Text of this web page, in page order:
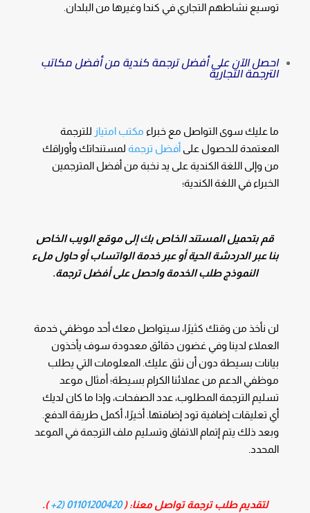
توسيع نشاطهم التجاري في كندا وغيرها من البلدان.
احصل الآن على أفضل ترجمة كندية من أفضل مكاتب
الترجمة التجارية
ما عليك سوى التواصل مع خبراء مكتب امتياز للترجمة
المعتمدة للحصول على أفضل ترجمةلمستنداتك وأوراقك
من وإلى اللغة الكندية على يد نخبة من أفضل المترجمين
الخبراء في اللغة الكندية؛
قم بتحميل المستند الخاص بك إلى موقع الويب الخاص
بنا عبر الدردشة الحية أو عبر خدمة الواتساب أو حاول ملء
النموذج طلب الخدمة واحصل على أفضل ترجمة.
لن نأخذ من وقتك كثيرًا، سيتواصل معك أحد موظفي خدمة
العملاء لدينا وفي غضون دقائق معدودة سوف يأخذون
بيانات بسيطة دون أن نثق عليك. المعلومات التي يطلب
موظفي الدعم من عملائنا الكرام بسيطة؛ أمثال موعد
تسليم الترجمة المطلوب، عدد الصفحات، وإذا ما كان لديك
أي تعليقات إضافية تود إضافتها. أخيرًا، أكمل طريقة الدفع.
وبعد ذلك يتم إتمام الاتفاق وتسليم ملف الترجمة في الموعد
المحدد.
لتقديم طلب ترجمة تواصل معنا: (01101200420 (2+
).